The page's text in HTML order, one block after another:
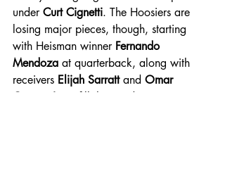
under Curt Cignetti. The Hoosiers are
losing major pieces, though, starting
with Heisman winner Fernando
Mendoza at quarterback, along with
receivers Elijah Sarratt and Omar
Cooper Jr.
To fill that void, Cignetti